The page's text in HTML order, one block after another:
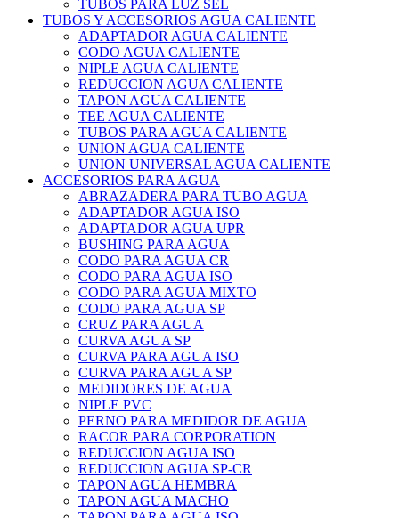
TUBOS PARA LUZ SEL
TUBOS Y ACCESORIOS AGUA CALIENTE
ADAPTADOR AGUA CALIENTE
CODO AGUA CALIENTE
NIPLE AGUA CALIENTE
REDUCCION AGUA CALIENTE
TAPON AGUA CALIENTE
TEE AGUA CALIENTE
TUBOS PARA AGUA CALIENTE
UNION AGUA CALIENTE
UNION UNIVERSAL AGUA CALIENTE
ACCESORIOS PARA AGUA
ABRAZADERA PARA TUBO AGUA
ADAPTADOR AGUA ISO
ADAPTADOR AGUA UPR
BUSHING PARA AGUA
CODO PARA AGUA CR
CODO PARA AGUA ISO
CODO PARA AGUA MIXTO
CODO PARA AGUA SP
CRUZ PARA AGUA
CURVA AGUA SP
CURVA PARA AGUA ISO
CURVA PARA AGUA SP
MEDIDORES DE AGUA
NIPLE PVC
PERNO PARA MEDIDOR DE AGUA
RACOR PARA CORPORATION
REDUCCION AGUA ISO
REDUCCION AGUA SP-CR
TAPON AGUA HEMBRA
TAPON AGUA MACHO